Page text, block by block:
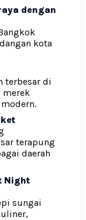
dengan
kota
terbesar di
merek
terapung
daerah
Night
sungai